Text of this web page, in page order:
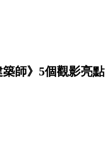
師》5個觀影亮